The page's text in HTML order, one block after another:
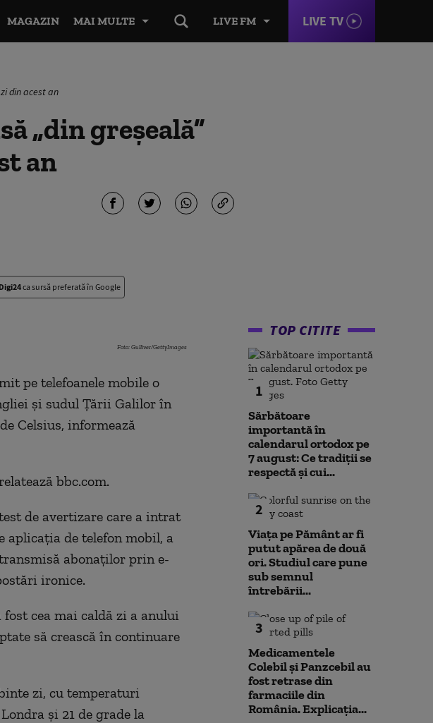
LIVE FM LIVE TV
MAGAZIN MAI MULTE
din acest an
„din greșeală”
an
Digi24ca sursă preferată în Google
Foto: Gulliver/GettyImages
pe telefoanele mobile o
și sudul Țării Galilor în
Celsius, informează
bbc.com.
de avertizare care a intrat
aplicația de telefon mobil, a
abonaților prin e-
ironice.
cea mai caldă zi a anului
să crească în continuare
zi, cu temperaturi
și 21 de grade la
TOP CITITE
1
Sărbătoare
importantă în
calendarul ortodox pe
7 august: Ce tradiții se
respectă și cui...
2
Viața pe Pământ ar fi
putut apărea de două
ori. Studiul care pune
sub semnul
întrebării...
3
Medicamentele
Colebil și Panzcebil au
fost retrase din
farmaciile din
România. Explicația...